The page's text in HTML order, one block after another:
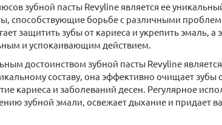
зубной пасты Revyline является ее
способствующие борьбе с различными
защитить зубы от кариеса и укрепить эмаль, а
и успокаивающим действием.
достоинством зубной пасты Revyline
составу, она эффективно очищает зубы
кариеса и заболеваний десен. Регулярное
зубной эмали, освежает дыхание и придает